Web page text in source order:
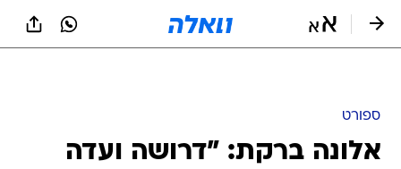
ספורט
אלונה ברקת: "דרושה ועדה